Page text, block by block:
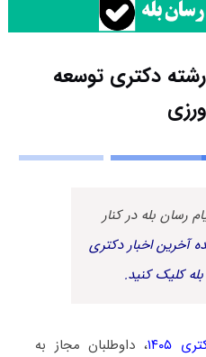
دکتری توسعه
رسان بله در کنار
آخرین اخبار دکتری
کلیک کنید.
۱۴۰۵
، داوطلبان مجاز به